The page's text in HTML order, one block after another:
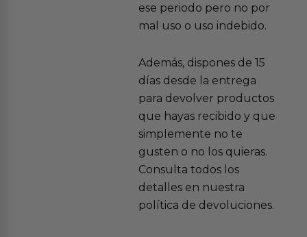
ese periodo pero no por
mal uso o uso indebido.
Además, dispones de 15
días desde la entrega
para devolver productos
que hayas recibido y que
simplemente no te
gusten o no los quieras.
Consulta todos los
detalles en nuestra
política de devoluciones.